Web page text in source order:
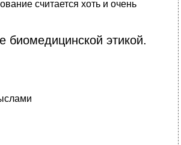
считается хоть и очень
биомедицинской этикой.